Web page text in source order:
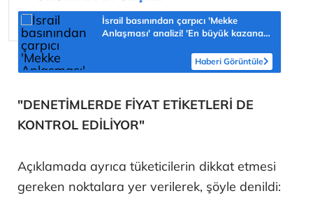
İsrail basınından çarpıcı 'Mekke
Anlaşması' analizi! 'En büyük kazanan
Haberi Görüntüle
"DENETİMLERDE FİYAT ETİKETLERİ DE
KONTROL EDİLİYOR"
Açıklamada ayrıca tüketicilerin dikkat etmesi
gereken noktalara yer verilerek, şöyle denildi: